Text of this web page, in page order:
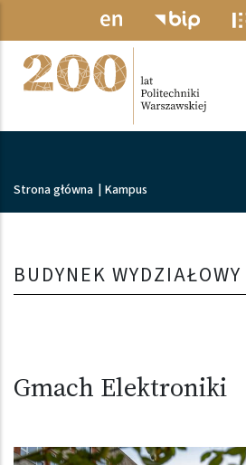
Przejdź do treści
Ścieżka nawigacyjna
Strona główna Kampus
BUDYNEK WYDZIAŁOWY
Gmach Elektroniki